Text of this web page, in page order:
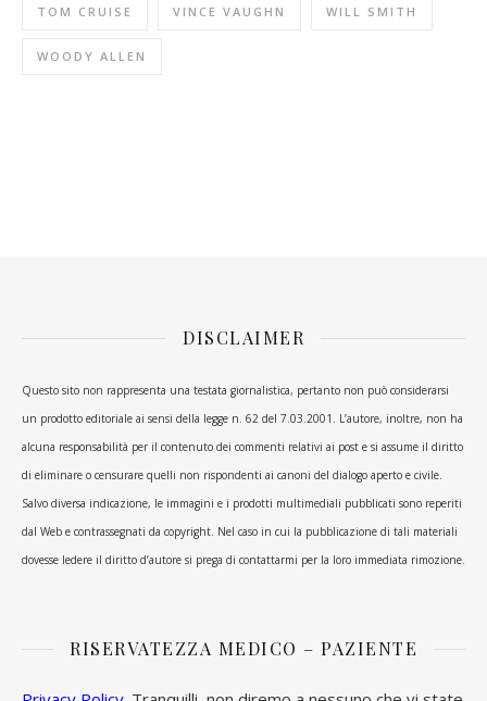
TOM CRUISE VINCE VAUGHN WILL SMITH
WOODY ALLEN
DISCLAIMER
Questo sito non rappresenta una testata giornalistica, pertanto non può considerarsi
un prodotto editoriale ai sensi della legge n. 62 del 7.03.2001. L’autore, inoltre, non ha
alcuna responsabilità per il contenuto dei commenti relativi ai post e si assume il diritto
di eliminare o censurare quelli non rispondenti ai canoni del dialogo aperto e civile.
Salvo diversa indicazione, le immagini e i prodotti multimediali pubblicati sono reperiti
dal Web e contrassegnati da copyright. Nel caso in cui la pubblicazione di tali materiali
dovesse ledere il diritto d’autore si prega di contattarmi per la loro immediata rimozione.
RISERVATEZZA MEDICO – PAZIENTE